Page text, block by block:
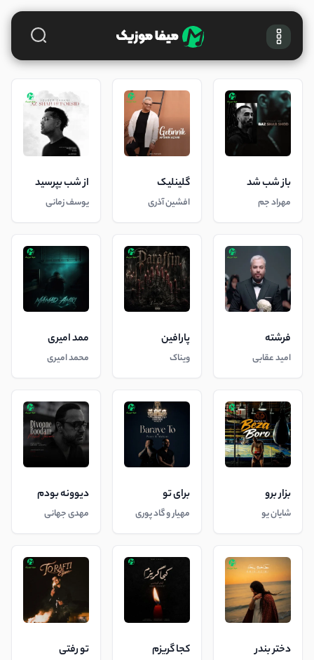
باز شب شد
مهراد جم
گلینلیک
افشین آذری
از شب بپرسید
یوسف زمانی
فرشته
امید عقابی
پارافین
ویناک
ممد امیری
محمد امیری
بزار برو
شایان یو
برای تو
مهیار و گاد پوری
دیوونه بودم
مهدی جهانی
دختر بندر کجا گریزم تو رفتی